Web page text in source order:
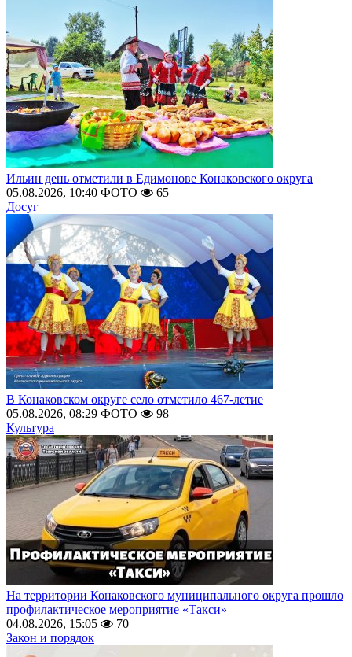
Ильин день отметили в Едимонове Конаковского округа
05.08.2026, 10:40 ФОТО
65
Досуг
В Конаковском округе село отметило 467-летие
05.08.2026, 08:29 ФОТО
98
Культура
На территории Конаковского муниципального округа прошло
профилактическое мероприятие «Такси»
04.08.2026, 15:05
70
Закон и порядок